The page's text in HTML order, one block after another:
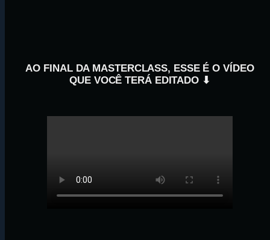
AO FINAL DA MASTERCLASS, ESSE É O VÍDEO
QUE VOCÊ TERÁ EDITADO ⬇